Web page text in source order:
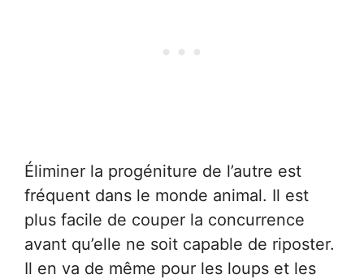
Éliminer la progéniture de l’autre est
fréquent dans le monde animal. Il est
plus facile de couper la concurrence
avant qu’elle ne soit capable de riposter.
Il en va de même pour les loups et les